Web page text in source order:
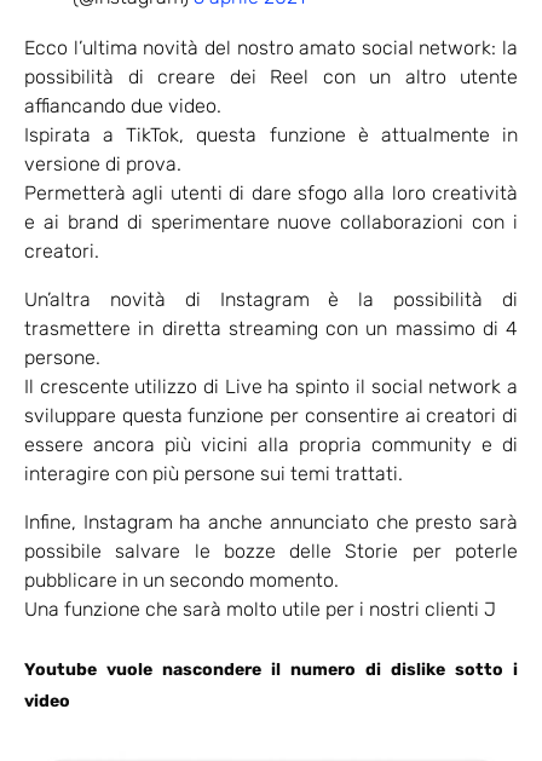
Ecco l’ultima novità del nostro amato social network: la
possibilità di creare dei Reel con un altro utente
affiancando due video.
Ispirata a TikTok, questa funzione è attualmente in
versione di prova.
Permetterà agli utenti di dare sfogo alla loro creatività
e ai brand di sperimentare nuove collaborazioni con i
creatori.
Un’altra novità di Instagram è la possibilità di
trasmettere in diretta streaming con un massimo di 4
persone.
Il crescente utilizzo di Live ha spinto il social network a
sviluppare questa funzione per consentire ai creatori di
essere ancora più vicini alla propria community e di
interagire con più persone sui temi trattati.
Infine, Instagram ha anche annunciato che presto sarà
possibile salvare le bozze delle Storie per poterle
pubblicare in un secondo momento.
Una funzione che sarà molto utile per i nostri clienti J
Youtube vuole nascondere il numero di dislike sotto i
video